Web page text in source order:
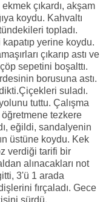
çıkardı, akşam
koydu. Kahvaltı
topladı.
yerine koydu.
çıkarıp astı ve
sepetini boşalttı.
borusuna astı.
suladı.
tuttu. Çalışma
öğretmene tezkere
eğildi, sandalyenin
üstüne koydu. Kek
verdiği tarifi bir
alınacakları not
3'ü 1 arada
fırçaladı. Gece
sürdü.